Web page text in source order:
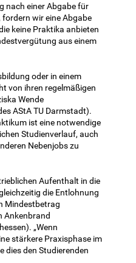
nach einer Abgabe für
wir eine Abgabe
keine Praktika anbieten
aus einem
oder in einem
von ihren regelmäßigen
Wende
AStA TU Darmstadt).
ist eine notwendige
Studienverlauf, auch
Nebenjobs zu
Aufenthalt in die
die Entlohnung
Mindestbetrag
Ankenbrand
„Wenn
stärkere Praxisphase im
dies den Studierenden